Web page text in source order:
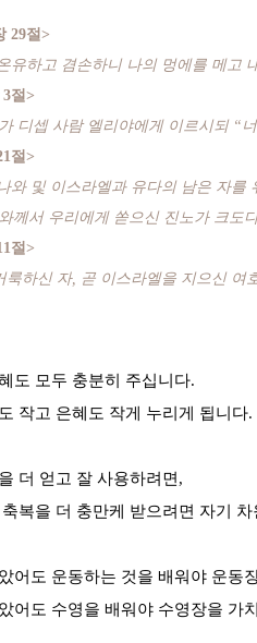
29절>
유하고 겸손하니 나의 멍에를 메고
절>
디셉 사람 엘리야에게 이르시되 “
절>
와 및 이스라엘과 유다의 남은 자
께서 우리에게 쏟으신 진노가 크도
절>
룩하신 자, 곧 이스라엘을 지으신
도 모두 충분히 주십니다.
작고 은혜도 작게 누리게 됩니다.
더 얻고 잘 사용하려면,
복을 더 충만케 받으려면 자기
어도 운동하는 것을 배워야 운동
어도 수영을 배워야 수영장을 가